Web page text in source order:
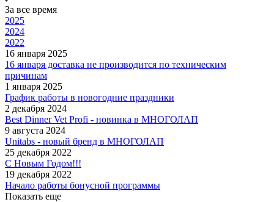
За все время
2025
2024
2022
16 января 2025
16 января доставка не производится по техническим
причинам
1 января 2025
График работы в новогодние праздники
2 декабря 2024
Best Dinner Vet Profi - новинка в МНОГОЛАП
9 августа 2024
Unitabs - новый бренд в МНОГОЛАП
25 декабря 2022
С Новым Годом!!!
19 декабря 2022
Начало работы бонусной программы
Показать еще